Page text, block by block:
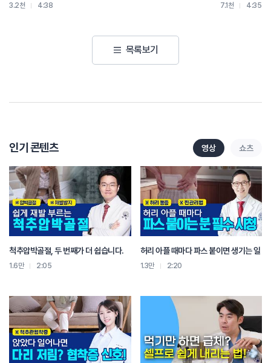
이때부터는 온찜질이 필요합니다
손상된 조직 회복과 근육 이완에 효과적이에요
20분 이내로 하루에 두세 번 정도 해 주시면 됩니다
따뜻하다 느껴질 정도가 가장 좋아요
다음과 같은 증상이 있다면
심한 통증이 3일 이상 지속된다
통증이 허리 아래 부위로 타고 내려간다
다리가 저리거나 감각이 둔해진다
걷는데 자꾸 휘청거리거나 다리 발가락에 힘이 빠진다
이런 경우는 허리 디스크나 척추관협착증 같은 신경계 질환일 가능성도 있으니
가까운 병원에 내원하셔서 정밀한 진단을 받아보시는 걸 권해드립니다
허리 삐끗했다고 무조건 따뜻한 찜질 먼저 하시면
오히려 악화되실 수 있으니
그래도 통증이 오래 가거나 이상한 느낌이 든다면
꼭 가까운 병원에 들려 주셔서 전문의의 진찰을 받으셨으면 좋겠습니다
감사합니다
3.2천 4:38 7.1천 4:35
목록보기
인기 콘텐츠 영상 쇼츠
척추압박골절, 두 번째가 더 쉽습니다.
1.6만 2:05
허리 아플 때마다 파스 붙이면 생기는 일
1.3만 2:20